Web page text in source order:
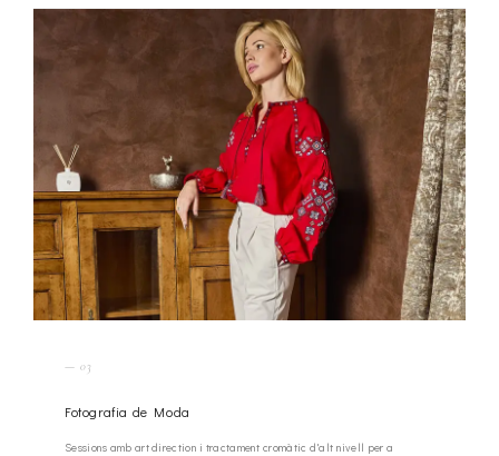
— 03
Fotografia de Moda
Sessions amb art direction i tractament cromàtic d'alt nivell per a